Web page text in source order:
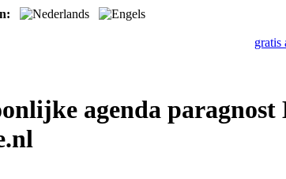
gratis
agenda